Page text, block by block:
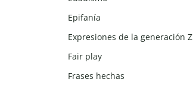
Epifanía
Expresiones de la generación Z
Fair play
Frases hechas